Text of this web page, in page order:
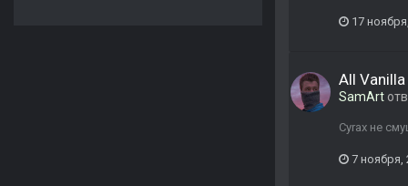
17
All
SamArt
Cyrax не
7 ноября,